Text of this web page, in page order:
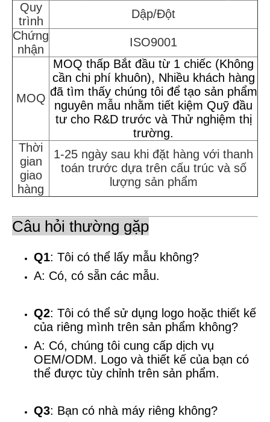
Quy
trình
Dập/Đột
Chứng
nhận
ISO9001
MOQ
MOQ thấp Bắt đầu từ 1 chiếc (Không
cần chi phí khuôn), Nhiều khách hàng
đã tìm thấy chúng tôi để tạo sản phẩm
nguyên mẫu nhằm tiết kiệm Quỹ đầu
tư cho R&D trước và Thử nghiệm thị
trường.
Thời
gian
giao
hàng
1-25 ngày sau khi đặt hàng với thanh
toán trước dựa trên cấu trúc và số
lượng sản phẩm
Câu hỏi thường gặp
Q1: Tôi có thể lấy mẫu không?
A: Có, có sẵn các mẫu.
Q2: Tôi có thể sử dụng logo hoặc thiết kế
của riêng mình trên sản phẩm không?
A: Có, chúng tôi cung cấp dịch vụ
OEM/ODM. Logo và thiết kế của bạn có
thể được tùy chỉnh trên sản phẩm.
Q3: Bạn có nhà máy riêng không?